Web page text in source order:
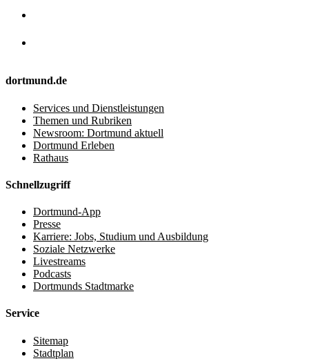
dortmund.de
Services und Dienstleistungen
Themen und Rubriken
Newsroom: Dortmund aktuell
Dortmund Erleben
Rathaus
Schnellzugriff
Dortmund-App
Presse
Karriere: Jobs, Studium und Ausbildung
Soziale Netzwerke
Livestreams
Podcasts
Dortmunds Stadtmarke
Service
Sitemap
Stadtplan